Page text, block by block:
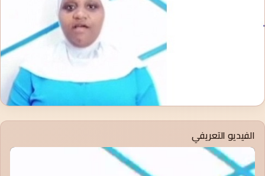
الفيديو التعريفي